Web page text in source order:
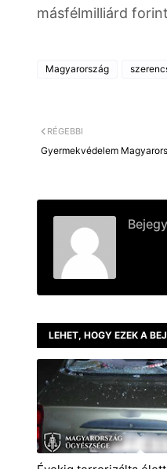
másfélmilliárd
Magyarország
RÉGEBBI
Gyermekvédelem
LEHET, HOGY EZEK A